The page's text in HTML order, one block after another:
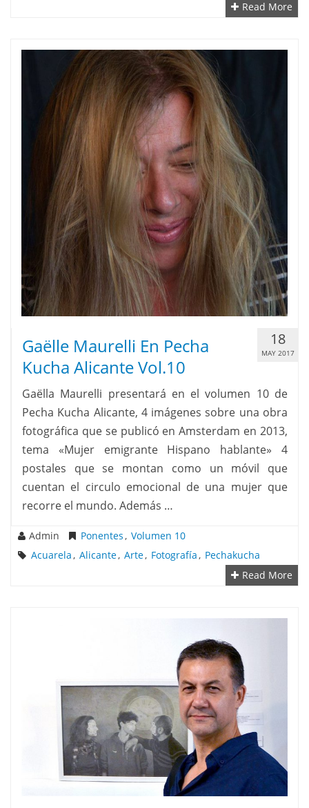
Read More
Gaëlle Maurelli En Pecha
Kucha Alicante Vol.10
18
MAY 2017
Gaëlla Maurelli presentará en el volumen 10 de
Pecha Kucha Alicante, 4 imágenes sobre una obra
fotográfica que se publicó en Amsterdam en 2013,
tema «Mujer emigrante Hispano hablante» 4
postales que se montan como un móvil que
cuentan el circulo emocional de una mujer que
recorre el mundo. Además …
Admin Ponentes, Volumen 10
Acuarela, Alicante, Arte, Fotografía, Pechakucha
Read More